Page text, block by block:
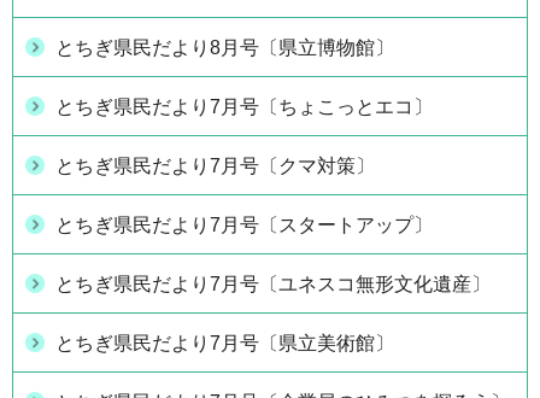
とちぎ県民だより8月号〔県立博物館〕
とちぎ県民だより7月号〔ちょこっとエコ〕
とちぎ県民だより7月号〔クマ対策〕
とちぎ県民だより7月号〔スタートアップ〕
とちぎ県民だより7月号〔ユネスコ無形文化遺産〕
とちぎ県民だより7月号〔県立美術館〕